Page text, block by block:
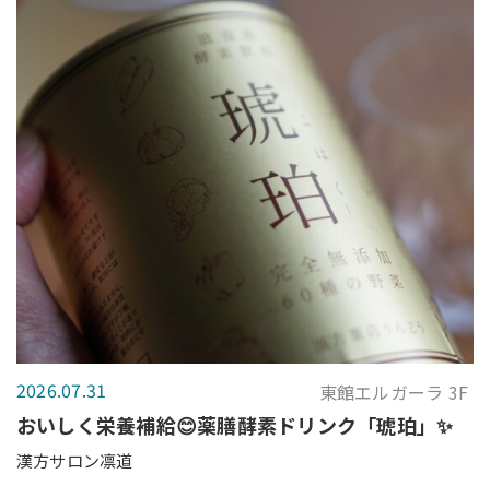
2026.07.31 東館エルガーラ 3F
おいしく栄養補給😊薬膳酵素ドリンク「琥珀」✨
漢方サロン凛道